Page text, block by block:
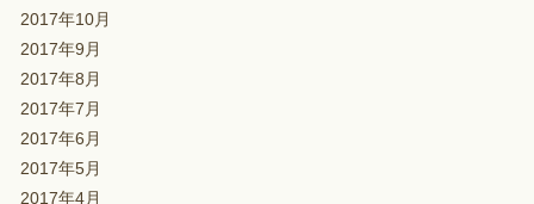
2017年10月
2017年9月
2017年8月
2017年7月
2017年6月
2017年5月
2017年4月